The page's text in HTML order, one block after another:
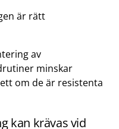
är rätt
av
minskar
om de är resistenta
kan krävas vid